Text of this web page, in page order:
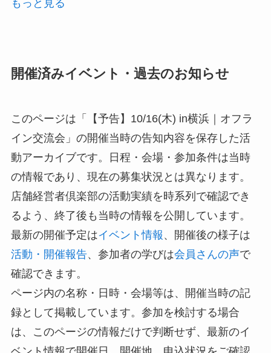
もっと見る
開催済みイベント・過去のお知らせ
このページは「【予告】10/16(木) in横浜｜オフラ
イン交流会」の開催当時の告知内容を保存した活
動アーカイブです。日程・会場・参加条件は当時
の情報であり、現在の募集状況とは異なります。
店舗経営者倶楽部の活動実績を時系列で確認でき
るよう、終了後も当時の情報を公開しています。
最新の開催予定はイベント情報 、開催後の様子は
活動・開催報告、参加者の学びは会員さんの声で
確認できます。
ページ内の名称・日時・会場等は、開催当時の記
録として掲載しています。参加を検討する場合
は、このページの情報だけで判断せず、最新のイ